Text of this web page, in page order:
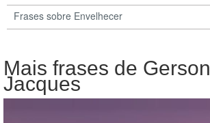
Frases sobre Envelhecer
Mais frases de Gerson
Jacques